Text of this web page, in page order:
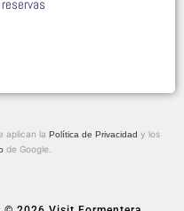
aplican la Política de Privacidad y los
de Google.